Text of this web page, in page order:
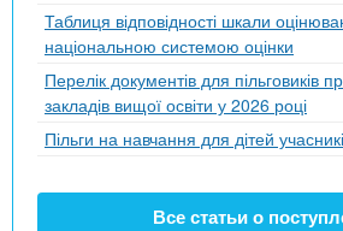
Таблиця відповідності шкали
національною системою оцінки
Перелік документів для пільговиків
закладів вищої освіти у 2026 році
Пільги на навчання для дітей
Все статьи о